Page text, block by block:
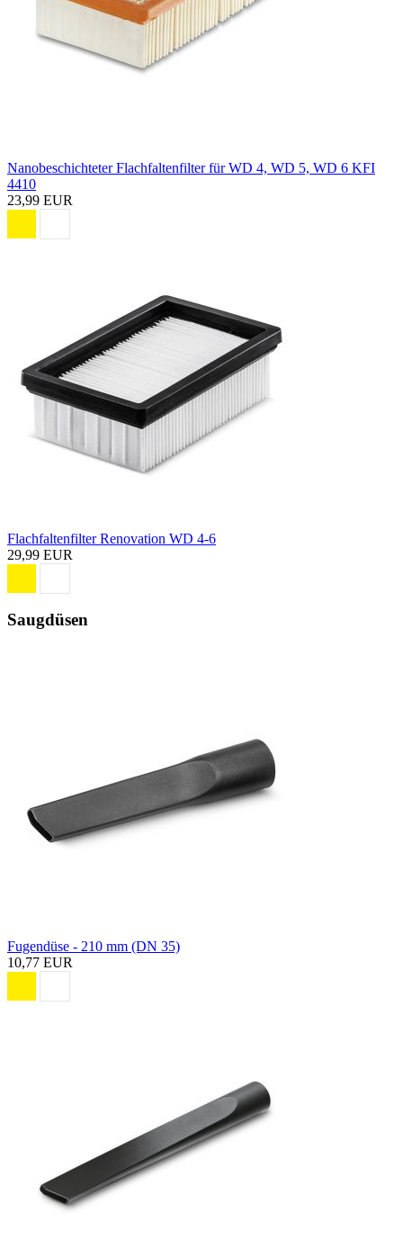
Nanobeschichteter Flachfaltenfilter für WD 4, WD 5, WD 6 KFI
4410
23,99 EUR
Flachfaltenfilter Renovation WD 4-6
29,99 EUR
Saugdüsen
Fugendüse - 210 mm (DN 35)
10,77 EUR